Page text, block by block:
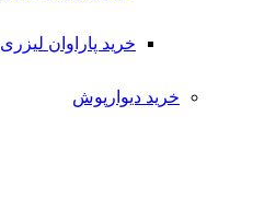
خرید پاراوان لیزری
خرید دیوارپوش